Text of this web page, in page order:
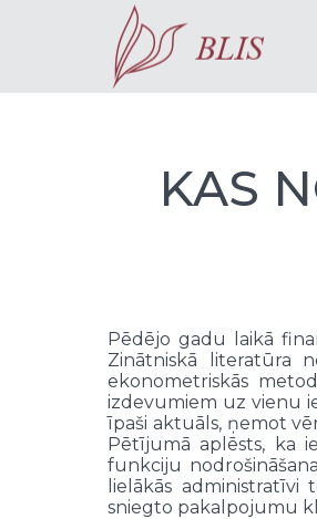
KAS
Pēdējo gadu laikā
Zinātniskā literatūra
ekonometriskās
izdevumiem uz vienu
īpaši aktuāls, ņemot
Pētījumā aplēsts, ka
funkciju
lielākās
sniegto pakalpojumu